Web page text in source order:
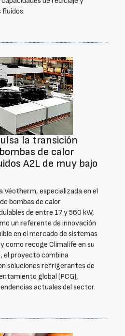
la transición
de calor
A2L de muy bajo
Véotherm, especializada en el
bombas de calor
de entre 17 y 560 kW,
un referente de innovación
en el mercado de sistemas
como recoge Climalife en su
el proyecto combina
soluciones refrigerantes de
global (PCG),
actuales del sector.